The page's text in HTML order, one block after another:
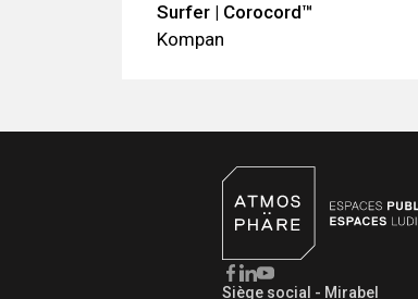
Surfer | Corocord™
Kompan
Siège social - Mirabel